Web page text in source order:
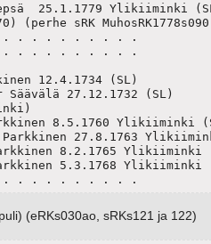
25.1.1779 Ylikiiminki
(perhe sRK
. . . . . . . . .
. . . . . . . . .
12.4.1734 (SL)
Säävälä 27.12.1732 (SL)
8.5.1760 Ylikiiminki
Parkkinen 27.8.1763
8.2.1765 Ylikiiminki
5.3.1768
. . . . . . . . .
(eRKs030ao, sRKs121 ja 122)